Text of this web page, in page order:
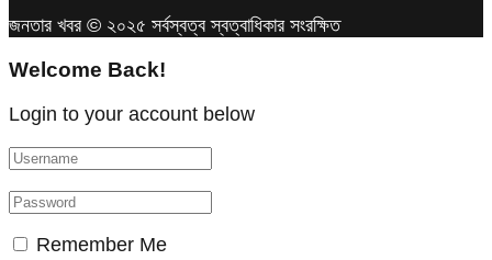
জনতার খবর © ২০২৫ সর্বস্বত্ব স্বত্বাধিকার সংরক্ষিত
Welcome Back!
Login to your account below
Remember Me